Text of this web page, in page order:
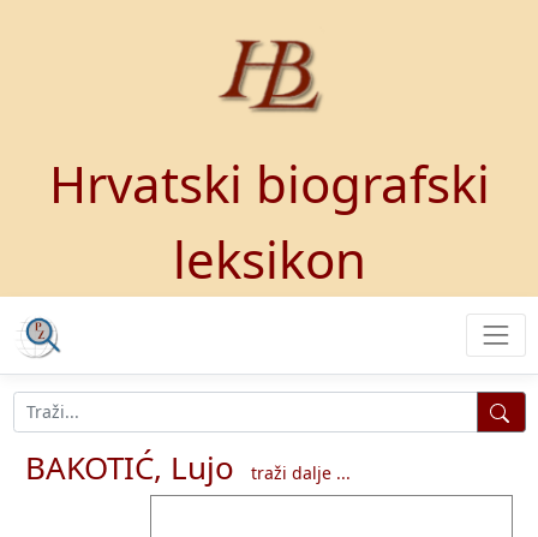
Hrvatski biografski
leksikon
BAKOTIĆ, Lujo traži dalje ...